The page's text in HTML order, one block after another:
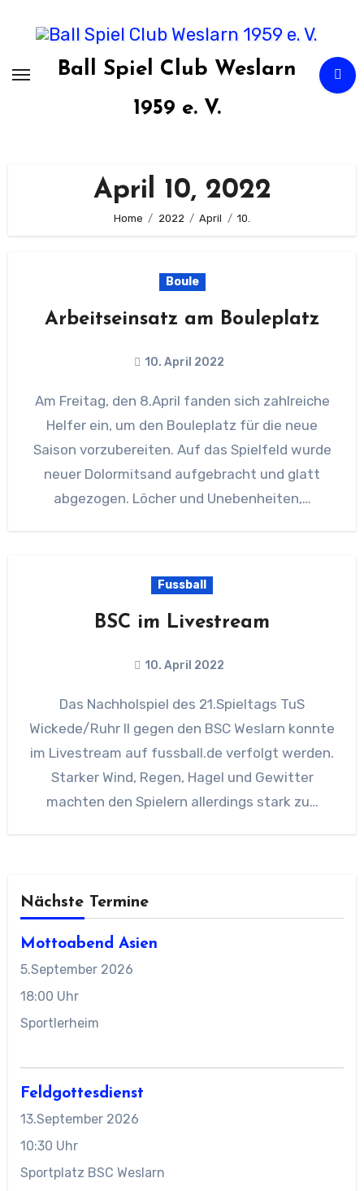
Ball Spiel Club Weslarn
1959 e. V.
April 10, 2022
Home 2022 April 10.
Boule
Arbeitseinsatz am Bouleplatz
10. April 2022
Am Freitag, den 8.April fanden sich zahlreiche
Helfer ein, um den Bouleplatz für die neue
Saison vorzubereiten. Auf das Spielfeld wurde
neuer Dolormitsand aufgebracht und glatt
abgezogen. Löcher und Unebenheiten,…
Fussball
BSC im Livestream
10. April 2022
Das Nachholspiel des 21.Spieltags TuS
Wickede/Ruhr II gegen den BSC Weslarn konnte
im Livestream auf fussball.de verfolgt werden.
Starker Wind, Regen, Hagel und Gewitter
machten den Spielern allerdings stark zu…
Nächste Termine
Mottoabend Asien
5.September 2026
18:00 Uhr
Sportlerheim
Feldgottesdienst
13.September 2026
10:30 Uhr
Sportplatz BSC Weslarn